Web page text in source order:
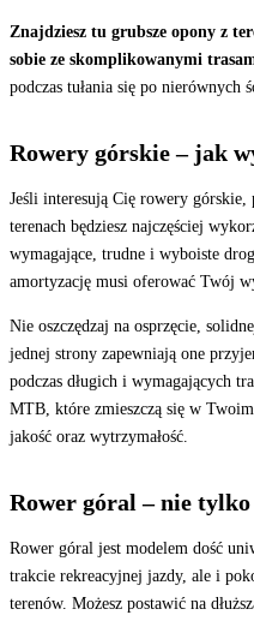
Znajdziesz tu grubsze opony z
sobie ze skomplikowanymi
podczas tułania się po nierównych
Rowery górskie – jak
Jeśli interesują Cię rowery
terenach będziesz najczęściej
wymagające, trudne i wyboiste
amortyzację musi oferować Twój
Nie oszczędzaj na osprzęcie,
jednej strony zapewniają one
podczas długich i wymagających
MTB, które zmieszczą się w
jakość oraz wytrzymałość.
Rower góral – nie
Rower góral jest modelem dość
trakcie rekreacyjnej jazdy, ale i
terenów. Możesz postawić na